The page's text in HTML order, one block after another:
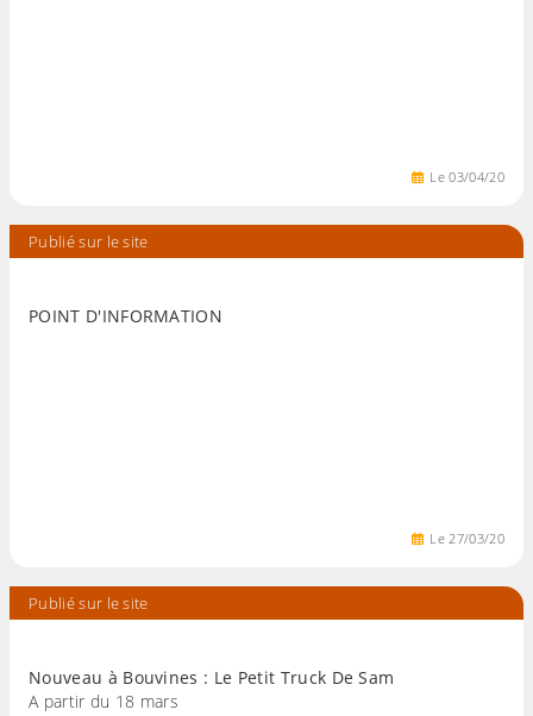
Le03/04/20
Publié sur le site
POINT D'INFORMATION
Le27/03/20
Publié sur le site
Nouveau à Bouvines : Le Petit Truck De Sam
A partir du 18 mars